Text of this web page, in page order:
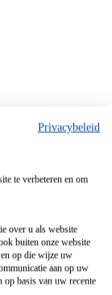
Privacybeleid
te verbeteren en om
over u als website
buiten onze website
op die wijze uw
aan op uw
basis van uw recente